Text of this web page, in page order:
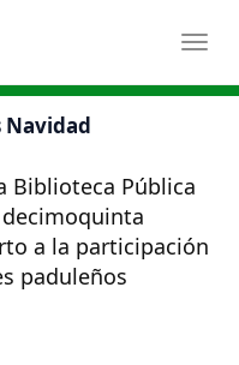
Navidad
Biblioteca Pública
a la participación
paduleños